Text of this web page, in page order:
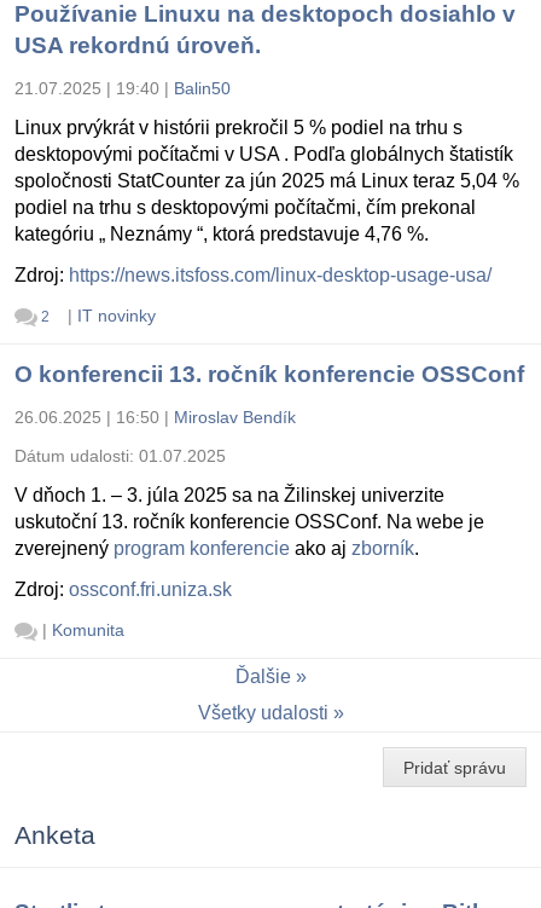
Používanie Linuxu na desktopoch dosiahlo v
USA rekordnú úroveň.
21.07.2025 | 19:40 | Balin50
Linux prvýkrát v histórii prekročil 5 % podiel na trhu s
desktopovými počítačmi v USA . Podľa globálnych štatistík
spoločnosti StatCounter za jún 2025 má Linux teraz 5,04 %
podiel na trhu s desktopovými počítačmi, čím prekonal
kategóriu „ Neznámy “, ktorá predstavuje 4,76 %.
Zdroj: https://news.itsfoss.com/linux-desktop-usage-usa/
2 | IT novinky
O konferencii 13. ročník konferencie OSSConf
26.06.2025 | 16:50 | Miroslav Bendík
Dátum udalosti: 01.07.2025
V dňoch 1. – 3. júla 2025 sa na Žilinskej univerzite
uskutoční 13. ročník konferencie OSSConf. Na webe je
zverejnený program konferencie ako aj zborník.
Zdroj: ossconf.fri.uniza.sk
| Komunita
Ďalšie
Všetky udalosti
Pridať správu
Anketa